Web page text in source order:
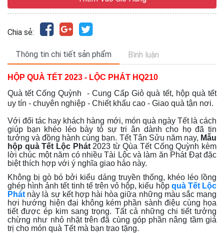
Chia sẻ:
Thông tin chi tiết sản phẩm Bình luận
HỘP QUÀ TẾT 2023 - LỘC PHÁT HQ210
Quà tết Cống Quỳnh - Cung Cấp Giỏ quà tết, hộp quà tết
uy tín - chuyên nghiệp - Chiết khấu cao - Giao quà tận nơi.
Với đối tác hay khách hàng mới, món quà ngày Tết là cách
giúp bạn khéo léo bày tỏ sự tri ân dành cho họ đã tin
tưởng và đồng hành cùng bạn. Tết Tân Sửu năm nay, Mẫu
hộp quà Tết Lộc Phát2023 từ Qùa Tết Cống Quỳnh kèm
lời chúc một năm có nhiều Tài Lộc và làm ăn Phát Đạt đặc
biệt thích hợp với ý nghĩa giao hảo này.
Không bị gò bó bởi kiểu dáng truyền thống, khéo léo lồng
ghép hình ảnh tết tinh tế trên vỏ hộp, kiểu hộp quà Tết Lộc
Phát này là sự kết hợp hài hòa giữa những màu sắc mang
hơi hướng hiện đại không kém phần sành điệu cùng họa
tiết được ép kim sang trọng. Tất cả những chi tiết tưởng
chừng như nhỏ nhặt trên đã cùng góp phần nâng tầm giá
trị cho món quà Tết mà bạn trao tặng.